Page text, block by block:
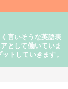
言いそうな英語表
として働いていま
トしていきます。